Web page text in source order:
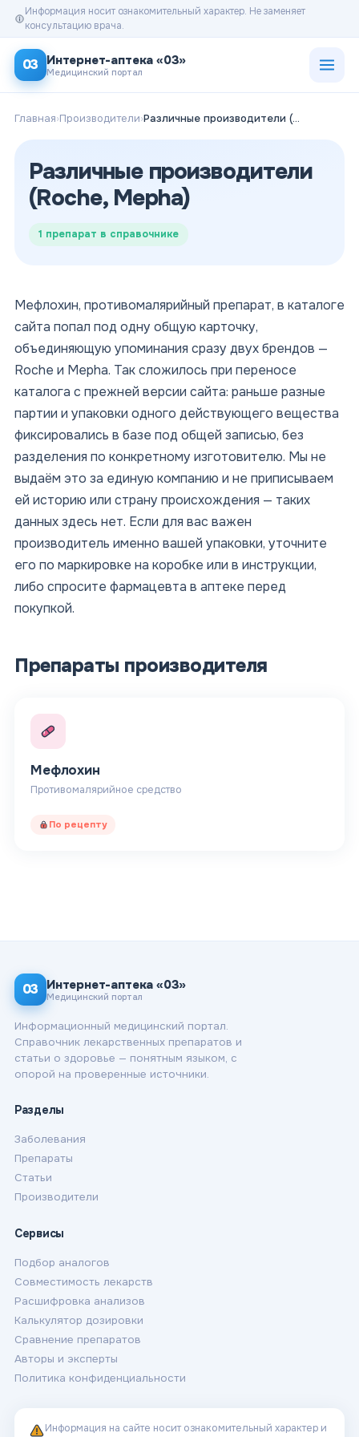
Информация носит ознакомительный характер. Не заменяет
консультацию врача.
03 Интернет-аптека «03»
Медицинский портал
Главная›Производители› Различные производители (Roche, Mepha)
Различные производители
(Roche, Mepha)
1 препарат в справочнике
Мефлохин, противомалярийный препарат, в каталоге
сайта попал под одну общую карточку,
объединяющую упоминания сразу двух брендов —
Roche и Mepha. Так сложилось при переносе
каталога с прежней версии сайта: раньше разные
партии и упаковки одного действующего вещества
фиксировались в базе под общей записью, без
разделения по конкретному изготовителю. Мы не
выдаём это за единую компанию и не приписываем
ей историю или страну происхождения — таких
данных здесь нет. Если для вас важен
производитель именно вашей упаковки, уточните
его по маркировке на коробке или в инструкции,
либо спросите фармацевта в аптеке перед
покупкой.
Препараты производителя
Мефлохин
Противомалярийное средство
По рецепту
03 Интернет-аптека «03»
Медицинский портал
Информационный медицинский портал.
Справочник лекарственных препаратов и
статьи о здоровье — понятным языком, с
опорой на проверенные источники.
Разделы
Заболевания
Препараты
Статьи
Производители
Сервисы
Подбор аналогов
Совместимость лекарств
Расшифровка анализов
Калькулятор дозировки
Сравнение препаратов
Авторы и эксперты
Политика конфиденциальности
Информация на сайте носит ознакомительный характер и